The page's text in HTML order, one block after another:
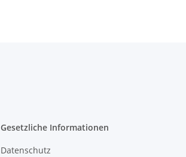
Gesetzliche Informationen
Datenschutz